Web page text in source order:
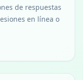
de respuestas
en línea o